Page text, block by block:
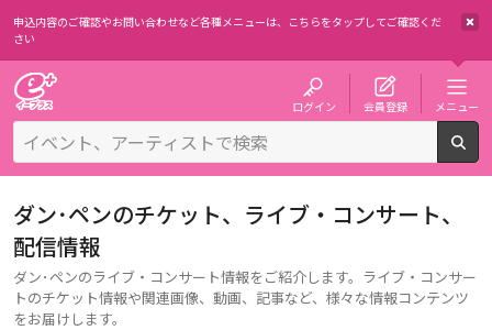
申込内容のご確認やお問い合わせなど各種メニューは、 こちらをタップしてご確認くだ
さい
ログイン 会員登録 メニュー
ダン･ペンのチケット、ライブ・コンサート、
配信情報
ダン･ペンのライブ・コンサート情報をご紹介します。ライブ・コンサー
トのチケット情報や関連画像、動画、記事など、様々な情報コンテンツ
をお届けします。